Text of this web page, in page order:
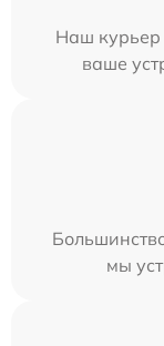
Наш курьер
ваше
мы